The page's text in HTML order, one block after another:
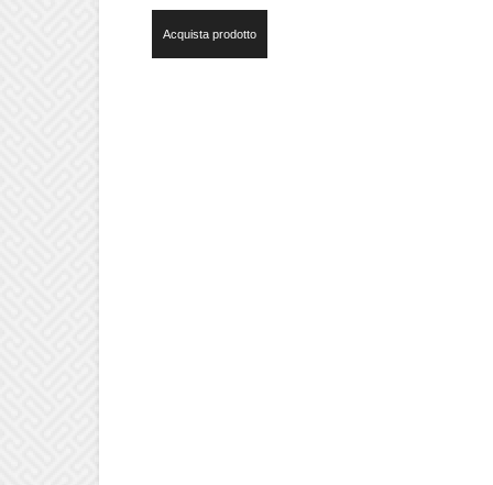
Acquista prodotto